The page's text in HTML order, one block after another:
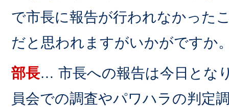
で市長に報告が行われなかった
だと思われますがいかがですか
部長… 市長への報告は今日とな
員会での調査やパワハラの判定